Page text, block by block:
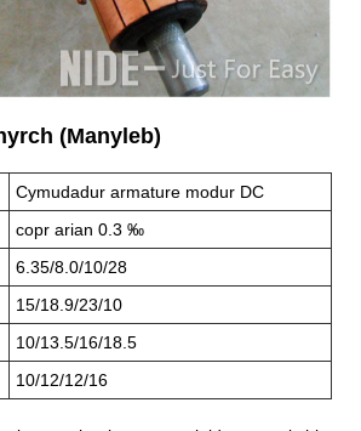
(Manyleb)
Cymudadur armature modur DC
copr arian 0.3 ‰
6.35/8.0/10/28
15/18.9/23/10
10/13.5/16/18.5
10/12/12/16